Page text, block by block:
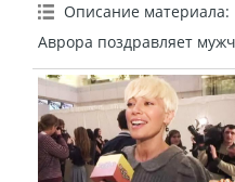
Описание материала:
Аврора поздравляет